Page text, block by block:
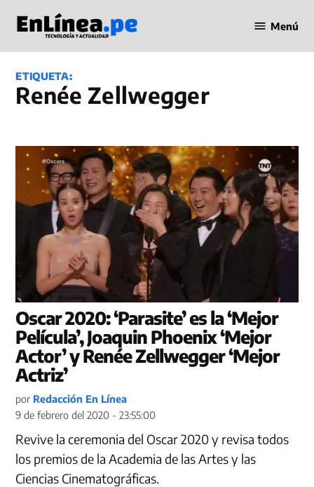
contenido
en Línea
Menú
ETIQUETA:
Renée Zellwegger
Oscar 2020: ‘Parasite’ es la ‘Mejor
Película’, Joaquin Phoenix ‘Mejor
Actor’ y Renée Zellwegger ‘Mejor
Actriz’
por Redacción En Línea
9 de febrero del 2020 - 23:55:00
Revive la ceremonia del Oscar 2020 y revisa todos
los premios de la Academia de las Artes y las
Ciencias Cinematográficas.